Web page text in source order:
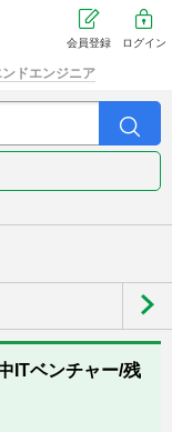
ログイン
会員登録
ドエンジニア
ITベンチャー/残